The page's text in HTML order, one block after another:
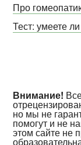
Про
Тест: умеете
Внимание!
но мы не
помогут и не
этом сайте не